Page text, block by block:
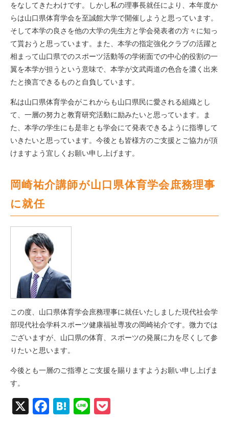
をなしてきたわけです。しかし私の理事長就任により、本年度か
らは山口県体育学会を至誠館大学で開催しようと思っています。
そして本学の良さを他の大学の先生方と学会発表者の方々に知っ
て貰おうと思っています。また、本学の指定強化クラブの活躍と
相まって山口県でのスポーツ活動等の学術面での中心的役割の一
翼を本学が担うという意味で、本学が文武両道の色合を濃く出来
たと換言できるものと自負しています。
私は山口県体育学会がこれからも山口県民に愛される組織とし
て、一層の努力と教育研究活動に励みたいと思っています。ま
た、本学の学生にも是非とも学会にて発表できるように指導して
いきたいと思っています。今後とも皆様方のご支援とご協力が頂
けますよう宜しくお願い申し上げます。
岡崎祐介講師が山口県体育学会庶務理事
に就任
この度、山口県体育学会庶務理事に就任いたしました現代社会学
部現代社会学科スポーツ健康福祉専攻の岡崎祐介です。微力では
ございますが、山口県の体育、スポーツの発展に力を尽くして参
りたいと思います。
今後とも一層のご指導とご支援を賜りますようお願い申し上げま
す。
X Facebook
Hatena
Line